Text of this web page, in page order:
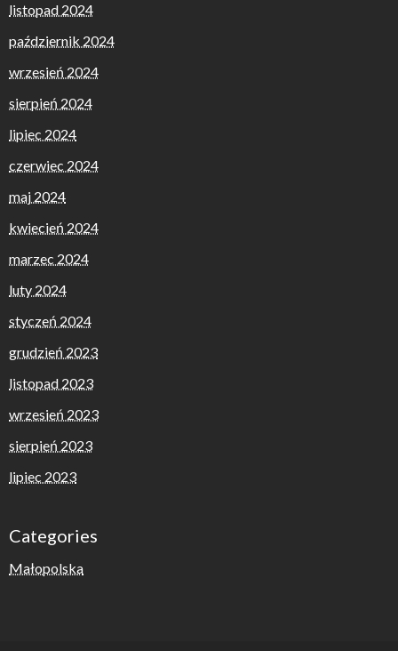
listopad 2024
październik 2024
wrzesień 2024
sierpień 2024
lipiec 2024
czerwiec 2024
maj 2024
kwiecień 2024
marzec 2024
luty 2024
styczeń 2024
grudzień 2023
listopad 2023
wrzesień 2023
sierpień 2023
lipiec 2023
Categories
Małopolska